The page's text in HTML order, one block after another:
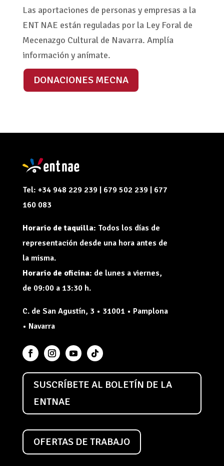
Las aportaciones de personas y empresas a la
ENT NAE están reguladas por la Ley Foral de
Mecenazgo Cultural de Navarra. Amplía
información y anímate.
DONACIONES MECNA
Tel: +34 948 229 239 | 679 502 239 | 677
160 083
Horario de taquilla: Todos los días de
representación desde una hora antes de
la misma.
Horario de oficina: de lunes a viernes,
de 09:00 a 13:30 h.
C. de San Agustín, 3 • 31001 • Pamplona
• Navarra
SUSCRÍBETE AL BOLETÍN DE LA
ENTNAE
OFERTAS DE TRABAJO